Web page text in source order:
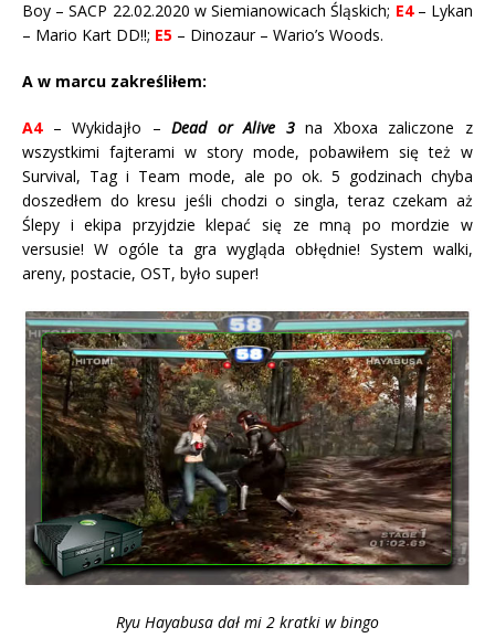
Boy – SACP 22.02.2020 w Siemianowicach Śląskich; E4– Lykan
– Mario Kart DD!!; E5 – Dinozaur – Wario’s Woods.
A w marcu zakreśliłem:
A4 – Wykidajło –Dead or Alive 3 na Xboxa zaliczone z
wszystkimi fajterami w story mode, pobawiłem się też w
Survival, Tag i Team mode, ale po ok. 5 godzinach chyba
doszedłem do kresu jeśli chodzi o singla, teraz czekam aż
Ślepy i ekipa przyjdzie klepać się ze mną po mordzie w
versusie! W ogóle ta gra wygląda obłędnie! System walki,
areny, postacie, OST, było super!
Ryu Hayabusa dał mi 2 kratki w bingo